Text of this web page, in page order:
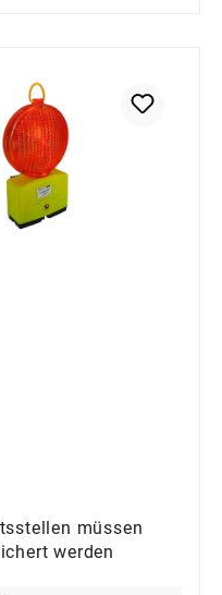
müssen
werden